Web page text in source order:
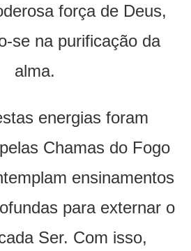
força de Deus,
se na purificação da
alma.
energias foram
Chamas do Fogo
ensinamentos
para externar o
Ser. Com isso,